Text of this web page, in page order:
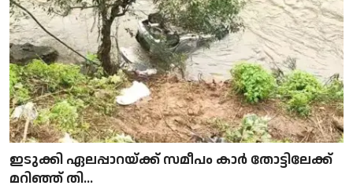
ഇടുക്കി ഏലപ്പാറയ്ക്ക് സമീപം കാർ തോട്ടിലേക്ക്
മറിഞ്ഞ് തി...